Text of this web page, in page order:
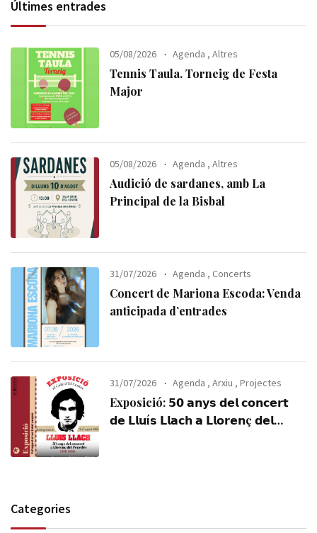
Últimes entrades
05/08/2026 Agenda ,Altres
Tennis Taula. Torneig de Festa
Major
05/08/2026 Agenda ,Altres
Audició de sardanes, amb La
Principal de la Bisbal
31/07/2026 Agenda , Concerts
Concert de Mariona Escoda: Venda
anticipada d’entrades
31/07/2026 Agenda ,Arxiu ,Projectes
Exposició: 𝟱𝟬 𝗮𝗻𝘆𝘀 𝗱𝗲𝗹 𝗰𝗼𝗻𝗰𝗲𝗿𝘁
𝗱𝗲 𝗟𝗹𝘂í𝘀 𝗟𝗹𝗮𝗰𝗵 𝗮 𝗟𝗹𝗼𝗿𝗲𝗻ç 𝗱𝗲𝗹
Categories